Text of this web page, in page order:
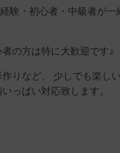
験・初心者・中級者が一
の方は特に大歓迎です♪
りなど、 少しでも楽し
っぱい対応致します。